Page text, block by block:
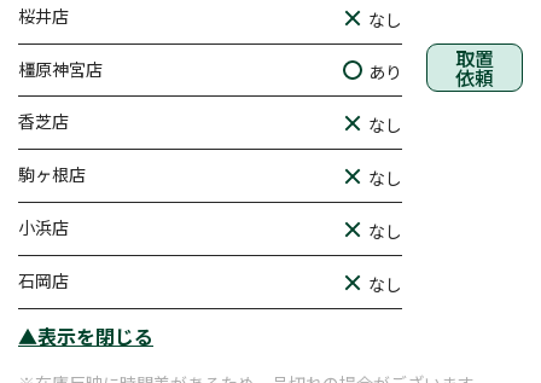
桜井店 なし
橿原神宮店 あり 取置
依頼
香芝店 なし
駒ヶ根店 なし
小浜店 なし
石岡店 なし
▲表示を閉じる